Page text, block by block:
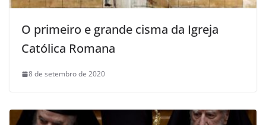
O primeiro e grande cisma da Igreja
Católica Romana
8 de setembro de 2020